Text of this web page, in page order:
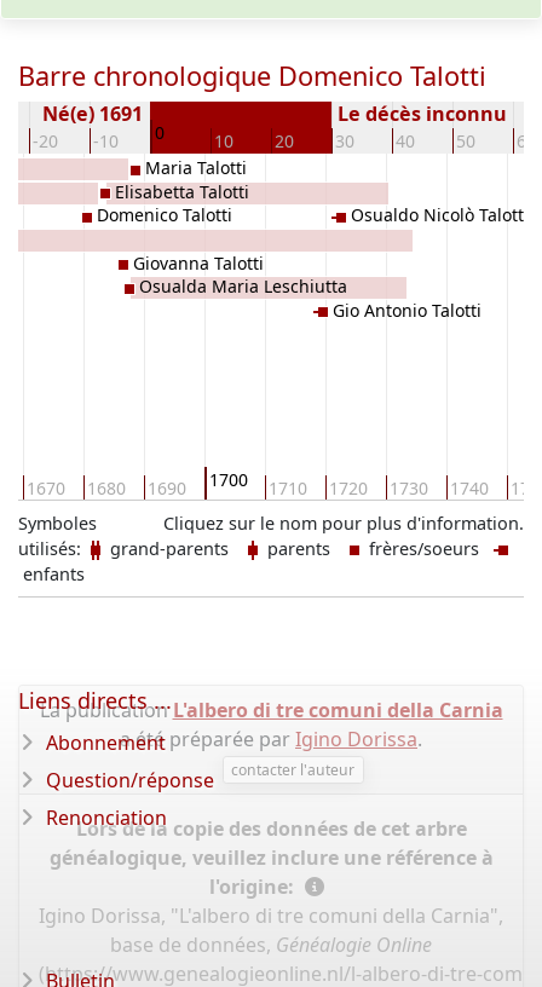
Barre chronologique Domenico Talotti
-20 -10 0 10 20 30 40 50 60
Né(e) 1691 Le décès inconnu
1670 1680 1690 1700 1710 1720 1730 1740
Domenico Talotti
Elisabetta Talotti
Giovanna Talotti
Osualda Maria Leschiutta
Maria Talotti
Gio Antonio Talotti
Osualdo Nicolò Talotti
Cliquez sur le nom pour plus d'information.
Symboles
utilisés:
grand-parents parents
frères/soeurs
enfants
La publicationL'albero di tre comuni della Carnia
a été préparée parIgino Dorissa.
contacter l'auteur
Lors de la copie des données de cet arbre
généalogique, veuillez inclure une référence à
l'origine:
Igino Dorissa, "L'albero di tre comuni della Carnia",
base de données, Généalogie Online
(https://www.genealogieonline.nl/l-albero-di-tre-
Liens directs ...
Abonnement
Question/réponse
Renonciation
Bulletin